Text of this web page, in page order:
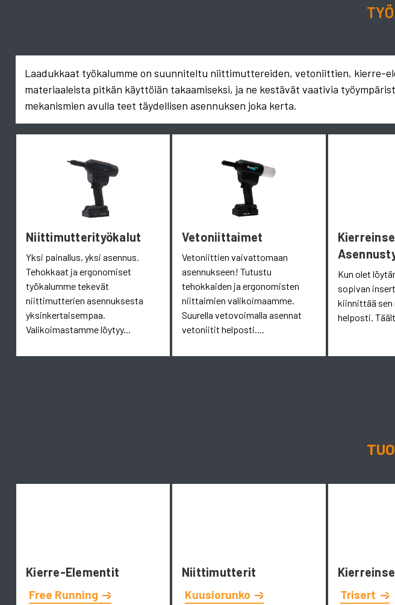
Laadukkaat työkalumme on suunniteltu niittimuttereiden, vetoniittien, kierre-
materiaaleista pitkän käyttöiän takaamiseksi, ja ne kestävät vaativia
mekanismien avulla teet täydellisen asennuksen joka kerta.
Niittimutterityökalut
Yksi painallus, yksi asennus.
Tehokkaat ja ergonomiset
työkalumme tekevät
niittimutterien asennuksesta
yksinkertaisempaa.
Valikoimastamme löytyy...
Vetoniittaimet
Vetoniittien vaivattomaan
asennukseen! Tutustu
tehokkaiden ja ergonomisten
niittaimien valikoimaamme.
Suurella vetovoimalla asennat
vetoniitit helposti....
Kun olet
sopivan
kiinnittää sen
helposti.
Kierre-Elementit
Free Running
Niittimutterit
Kuusiorunko
Trisert